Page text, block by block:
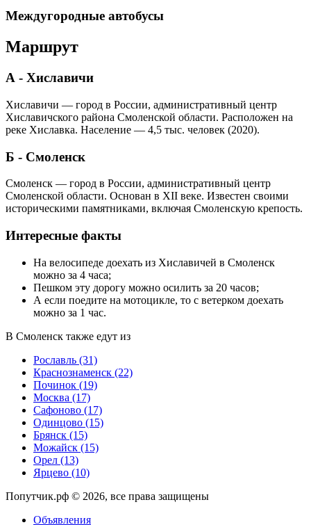
Междугородные автобусы
Маршрут
А - Хиславичи
Хиславичи — город в России, административный центр
Хиславичского района Смоленской области. Расположен на
реке Хиславка. Население — 4,5 тыс. человек (2020).
Б - Смоленск
Смоленск — город в России, административный центр
Смоленской области. Основан в XII веке. Известен своими
историческими памятниками, включая Смоленскую крепость.
Интересные факты
На велосипеде доехать из Хиславичей в Смоленск
можно за 4 часа;
Пешком эту дорогу можно осилить за 20 часов;
А если поедите на мотоцикле, то с ветерком доехать
можно за 1 час.
В Смоленск также едут из
Рославль (31)
Краснознаменск (22)
Починок (19)
Москва (17)
Сафоново (17)
Одинцово (15)
Брянск (15)
Можайск (15)
Орел (13)
Ярцево (10)
Попутчик.рф © 2026, все права защищены
Объявления